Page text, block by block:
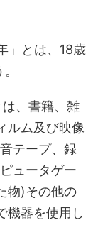
」とは、18歳
、書籍、雑
ルム及び映像
テープ、録
ュータゲー
物)その他の
機器を使用し